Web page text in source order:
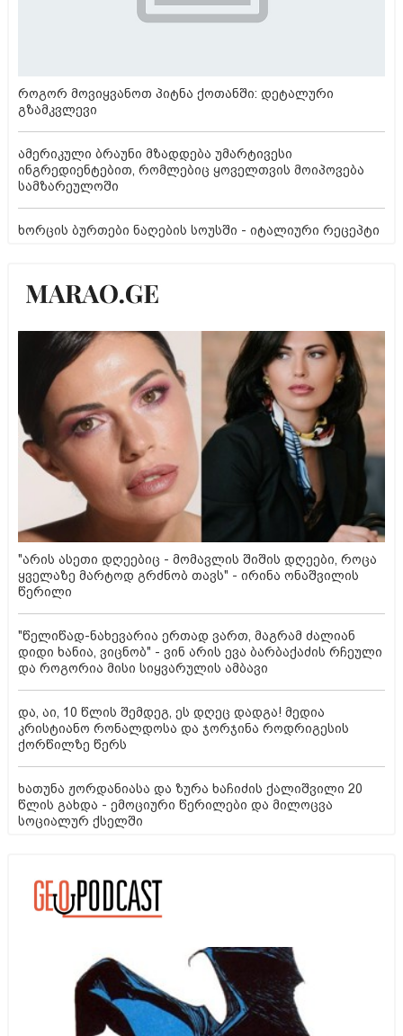
როგორ მოვიყვანოთ პიტნა ქოთანში: დეტალური
გზამკვლევი
ამერიკული ბრაუნი მზადდება უმარტივესი
ინგრედიენტებით, რომლებიც ყოველთვის მოიპოვება
სამზარეულოში
ხორცის ბურთები ნაღების სოუსში - იტალიური რეცეპტი
"არის ასეთი დღეებიც - მომავლის შიშის დღეები, როცა
ყველაზე მარტოდ გრძნობ თავს" - ირინა ონაშვილის
წერილი
"წელიწად-ნახევარია ერთად ვართ, მაგრამ ძალიან
დიდი ხანია, ვიცნობ" - ვინ არის ევა ბარბაქაძის რჩეული
და როგორია მისი სიყვარულის ამბავი
და, აი, 10 წლის შემდეგ, ეს დღეც დადგა! მედია
კრისტიანო რონალდოსა და ჯორჯინა როდრიგესის
ქორწილზე წერს
ხათუნა ჟორდანიასა და ზურა ხაჩიძის ქალიშვილი 20
წლის გახდა - ემოციური წერილები და მილოცვა
სოციალურ ქსელში